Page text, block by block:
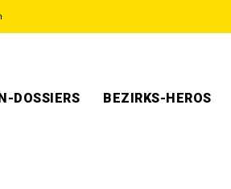
DOSSIERS BEZIRKS-HEROS